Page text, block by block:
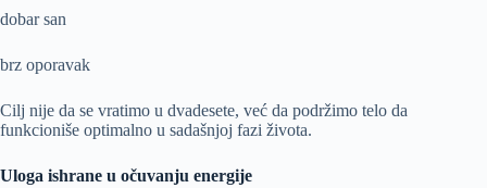
dobar san
brz oporavak
Cilj nije da se vratimo u dvadesete, već da podržimo telo da
funkcioniše optimalno u sadašnjoj fazi života.
Uloga ishrane u očuvanju energije